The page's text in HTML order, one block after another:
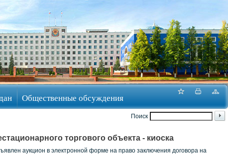
Общественные обсуждения
Поиск
торгового объекта - киоска
аукцион в электронной форме на право заключения договора на